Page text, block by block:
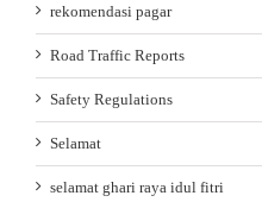
rekomendasi pagar
Road Traffic Reports
Safety Regulations
Selamat
selamat ghari raya idul fitri